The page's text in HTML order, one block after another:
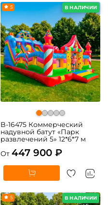
В НАЛИЧИИ
5
B-16475 Коммерческий
надувной батут «Парк
развлечений 5» 12*6*7 м
От 447 900 ₽
В НАЛИЧИИ
5